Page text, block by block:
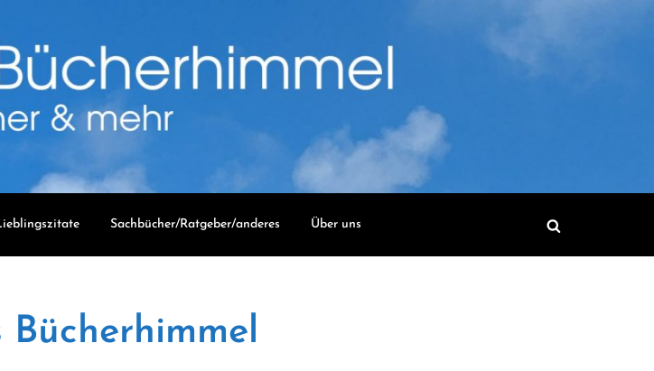
Sachbücher/Ratgeber/anderes Über uns
Bücherhimmel